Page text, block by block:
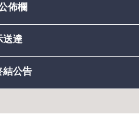
佈欄
送達
結公告